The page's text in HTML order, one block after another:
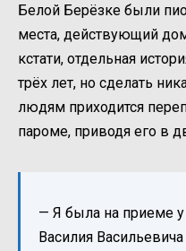
Белой Берёзке были
места, действующий
кстати, отдельная
трёх лет, но сделать
людям приходится
пароме, приводя его в
— Я была на приеме у
Василия